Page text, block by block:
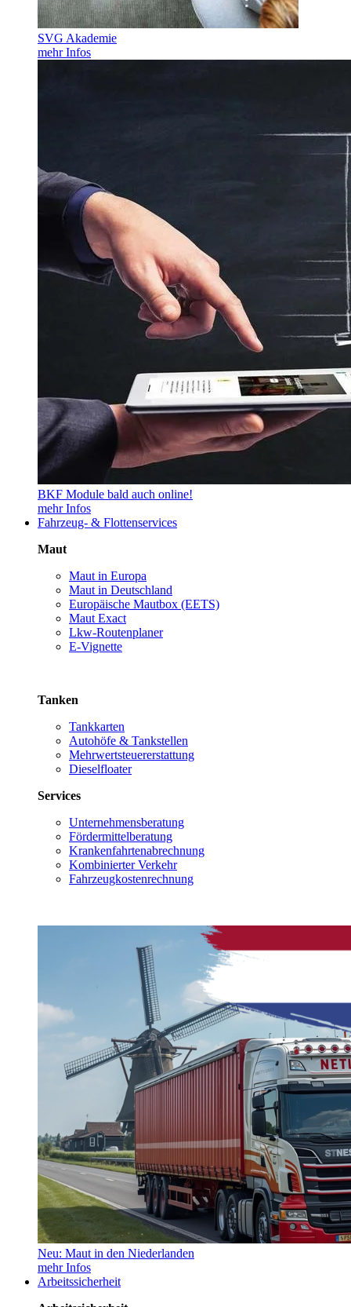
SVG Akademie
mehr Infos
BKF Module bald auch online!
mehr Infos
Fahrzeug- & Flottenservices
Maut
Maut in Europa
Maut in Deutschland
Europäische Mautbox (EETS)
Maut Exact
Lkw-Routenplaner
E-Vignette
Tanken
Tankkarten
Autohöfe & Tankstellen
Mehrwertsteuererstattung
Dieselfloater
Services
Unternehmensberatung
Fördermittelberatung
Krankenfahrtenabrechnung
Kombinierter Verkehr
Fahrzeugkostenrechnung
Neu: Maut in den Niederlanden
mehr Infos
Arbeitssicherheit